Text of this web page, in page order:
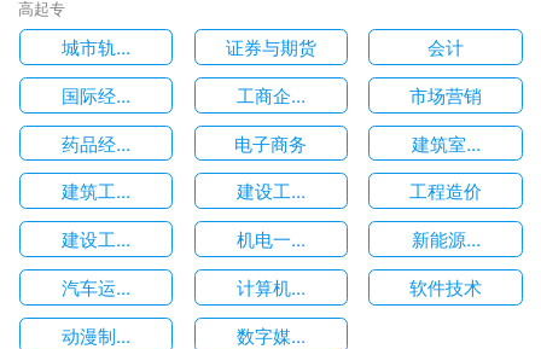
高起专
城市轨... 证券与期货
会计
国际经...
工商企...
市场营销
药品经...
电子商务
建筑室...
建筑工...
建设工...
工程造价
建设工...
机电一...
新能源...
汽车运...
计算机...
软件技术
动漫制...
数字媒...